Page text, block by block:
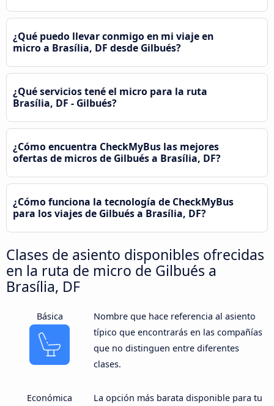
¿Qué puedo llevar conmigo en mi viaje en
micro a Brasília, DF desde Gilbués?
¿Qué servicios tené el micro para la ruta
Brasília, DF - Gilbués?
¿Cómo encuentra CheckMyBus las mejores
ofertas de micros de Gilbués a Brasília, DF?
¿Cómo funciona la tecnología de CheckMyBus
para los viajes de Gilbués a Brasília, DF?
Clases de asiento disponibles ofrecidas
en la ruta de micro de Gilbués a
Brasília, DF
Básica
Nombre que hace referencia al asiento
típico que encontrarás en las compañías
que no distinguen entre diferentes
clases.
Económica
La opción más barata disponible para tu